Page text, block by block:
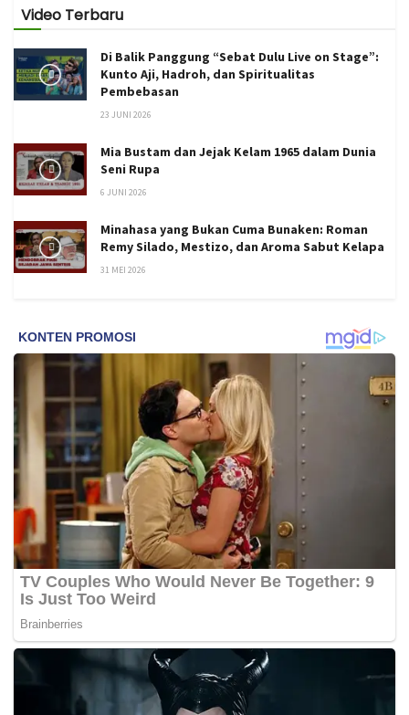
Video Terbaru
Di Balik Panggung “Sebat Dulu Live on Stage”:
Kunto Aji, Hadroh, dan Spiritualitas
Pembebasan
23 JUNI 2026
Mia Bustam dan Jejak Kelam 1965 dalam Dunia
Seni Rupa
6 JUNI 2026
Minahasa yang Bukan Cuma Bunaken: Roman
Remy Silado, Mestizo, dan Aroma Sabut Kelapa
31 MEI 2026